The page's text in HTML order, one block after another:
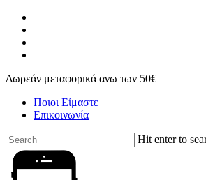
Skip
main
content
Δωρεάν μεταφορικά ανω των 50€
Ποιοι Είμαστε
Επικοινωνία
Hit enter to
Close
Search